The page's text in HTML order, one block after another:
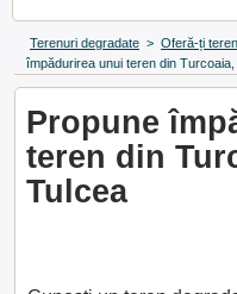
Terenuri degradate > Oferă-ți
împădurirea unui teren din
Propune
teren din
Tulcea